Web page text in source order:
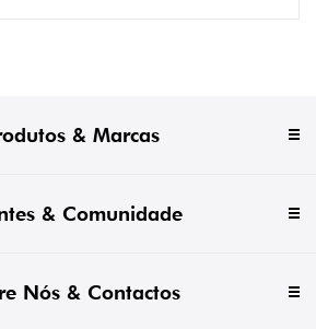
& Marcas
& Comunidade
Nós & Contactos